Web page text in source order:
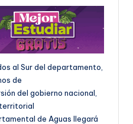
al Sur del departamento,
de
del gobierno nacional,
de Aguas llegará